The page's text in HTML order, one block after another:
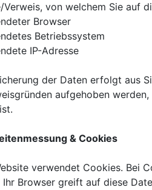
Verweis, von welchem Sie auf
Browser
Betriebssystem
IP-Adresse
der Daten erfolgt aus
aufgehoben
& Cookies
verwendet Cookies. Bei
Ihr Browser greift auf diese